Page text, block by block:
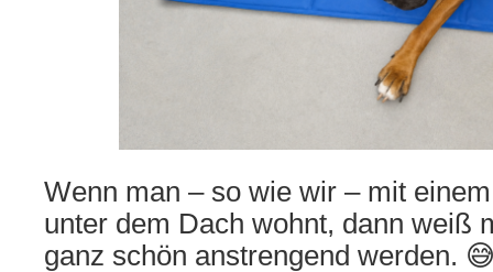
Wenn man – so wie wir – mit
unter dem Dach wohnt, dann weiß
ganz schön anstrengend werden.